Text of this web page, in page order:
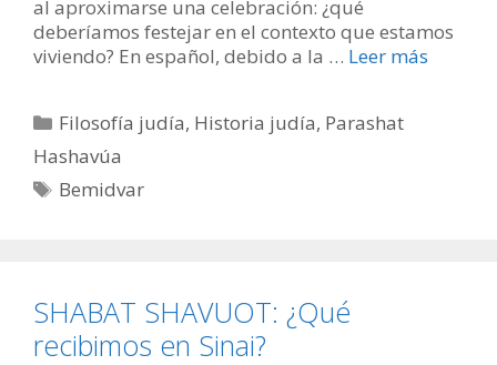
al aproximarse una celebración: ¿qué
deberíamos festejar en el contexto que estamos
viviendo? En español, debido a la … Leer más
Categorías
Filosofía judía, Historia judía, Parashat
Hashavúa
Etiquetas
Bemidvar
SHABAT SHAVUOT: ¿Qué
recibimos en Sinai?